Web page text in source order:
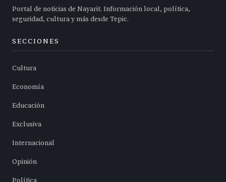
Portal de noticias de Nayarit. Información local, política,
seguridad, cultura y más desde Tepic.
SECCIONES
Cultura
Economía
Educación
Exclusiva
Internacional
Opinión